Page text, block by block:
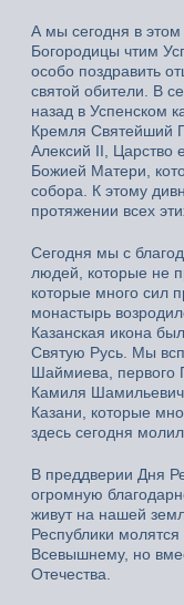
А мы сегодня в
Богородицы чтим
особо поздравить
святой обители. В
назад в Успенском
Кремля Святейший
Алексий II, Царство
Божией Матери,
собора. К этому
протяжении всех
Сегодня мы с
людей, которые не
которые много сил
монастырь
Казанская икона
Святую Русь. Мы
Шаймиева, первого
Камиля
Казани, которые
здесь сегодня
В преддверии Дня
огромную
живут на нашей
Республики
Всевышнему, но
Отечества.